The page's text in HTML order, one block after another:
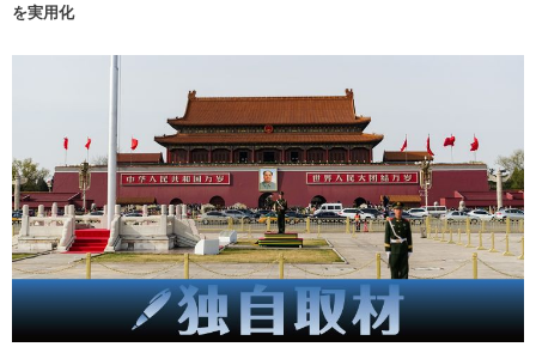
を実用化